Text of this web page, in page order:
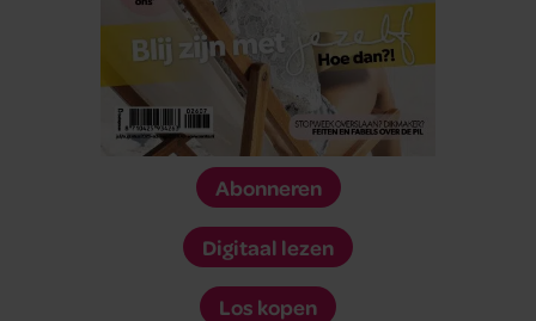
Abonneren
Digitaal lezen
Los kopen